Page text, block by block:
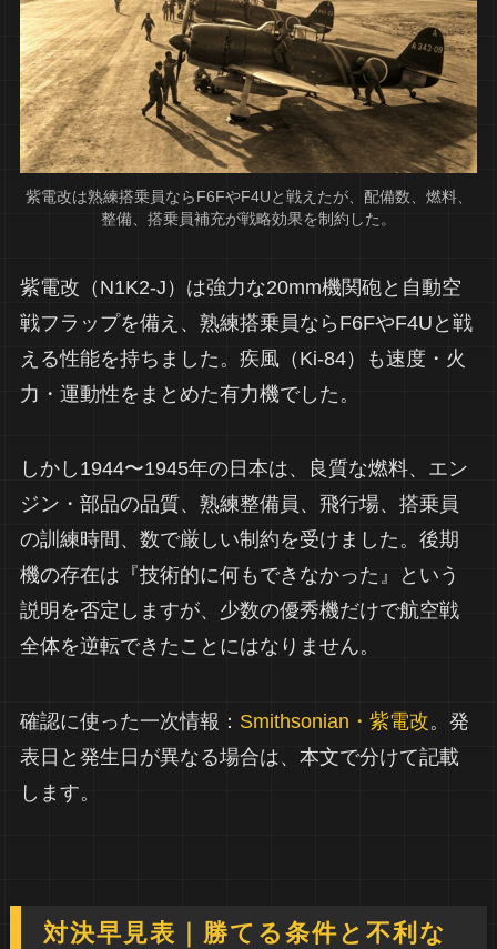
紫電改は熟練搭乗員ならF6FやF4Uと戦えたが、配備数、燃料、
整備、搭乗員補充が戦略効果を制約した。
紫電改（N1K2-J）は強力な20mm機関砲と自動空
戦フラップを備え、熟練搭乗員ならF6FやF4Uと戦
える性能を持ちました。疾風（Ki-84）も速度・火
力・運動性をまとめた有力機でした。
しかし1944〜1945年の日本は、良質な燃料、エン
ジン・部品の品質、熟練整備員、飛行場、搭乗員
の訓練時間、数で厳しい制約を受けました。後期
機の存在は『技術的に何もできなかった』という
説明を否定しますが、少数の優秀機だけで航空戦
全体を逆転できたことにはなりません。
確認に使った一次情報： Smithsonian・紫電改。発
表日と発生日が異なる場合は、本文で分けて記載
します。
対決早見表｜勝てる条件と不利な